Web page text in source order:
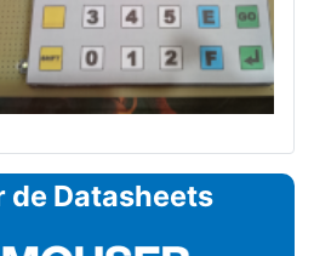
de Datasheets